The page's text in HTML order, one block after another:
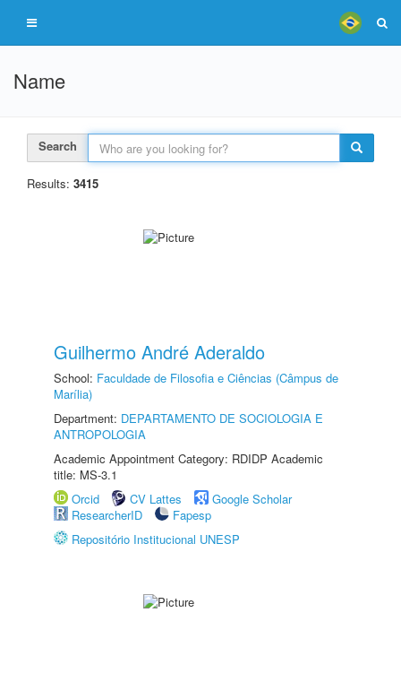
Name
Search
Results: 3415
Guilhermo André Aderaldo
School: Faculdade de Filosofia e Ciências (Câmpus de
Marília)
Department: DEPARTAMENTO DE SOCIOLOGIA E
ANTROPOLOGIA
Academic Appointment Category: RDIDP Academic
title: MS-3.1
Orcid
CV Lattes
Google Scholar
ResearcherID
Fapesp
Repositório Institucional UNESP